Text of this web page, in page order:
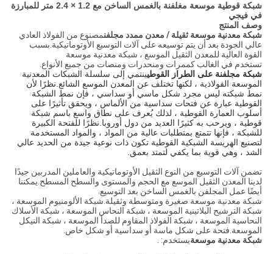
شبكة قوطية موسعة مغلفنة بالغمس الساخن مع 1.2 × 2.4 متر للمبارزة
في فيجي
وصف المنتج
شبكة معدنية موسعة ثقيلة / معدن ممدد مجلفنمصنوع من الفولاذ العادي
عالي الجودة بعد أن يتم توسيعه على آلات التوسيع الأوتوماتيكية.بسبب
القوة العالية للمعدن الثقيل الموسع ، شبكة معدنية موسعة
تستخدم في الغالب كممرات ومنحدرات ومنصات من جميع الأنواع.
شبكة مجلفنة على الطراز القوطيينتمي إلى سلسلة الشبكات المعدنية
الموسعة الفولاذية ، لكنها تختلف عن المعدن الموسع الشائع.نظرًا لأن
نمط شبكته ليس مجرد شكل ماسي أو سداسي ، فإن نمط الشبكة
القوطية عبارة عن فتحات سداسية من الألماس ، ويحقق تأثيرًا على
أسلوب العمارة القوطية ، لذلك يُعرف على نطاق واسع باسم شبكة
قوطية ، ويرحب به كثيرًا العديد من دول أوروبا.نظرًا للفتحة الكبيرة
للشبكة ، فإنها تتمتع بمتطلبات عالية من المواد ، والمواد المستخدمة
لتصنيع الهريسة الشبكية القوطية تكون ذات نوعية جيدة من الحديد عالي
الشد ، وهي قوية بما يكفي لتمتد بعمق.
تضمن آلات التوسيع من النوع الثقيل الأوتوماتيكية والعاملين المدربين جيدًا
لدينا المعدن الثقيل الموسع مع الحجم والمستوى والسطح المسطح.يمكننا
أيضًا عمل المجلفن بالغمس الساخن بعد التوسيع.
شبكة معدنية موسعة صغيرة ومتوسطة وثقيلة.شبكة الألومنيوم الموسعة ،
شبكة الترشيح البلاتينية الموسعة ، شبكة النحاس الموسعة ، شبكة الأسلاك
النحاسية الموسعة ، شبكة الفولاذ المقاوم للصدأ الموسعة ، شبكة النيكل
الموسعة.فتحة على شكل ماسة أو سداسية أو شكل خاص.
شبكة معدنية موسعةيستخدم: .